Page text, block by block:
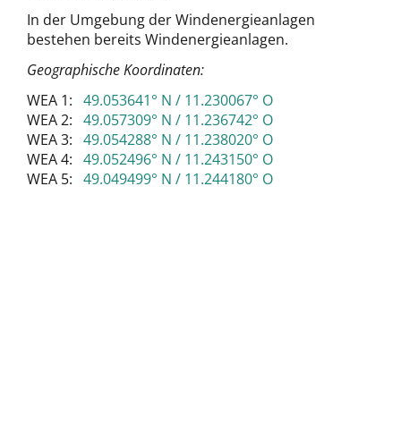
In der Umgebung der Windenergieanlagen
bestehen bereits Windenergieanlagen.
Geographische Koordinaten:
WEA 1: 49.053641° N / 11.230067° O
WEA 2: 49.057309° N / 11.236742° O
WEA 3: 49.054288° N / 11.238020° O
WEA 4: 49.052496° N / 11.243150° O
WEA 5: 49.049499° N / 11.244180° O